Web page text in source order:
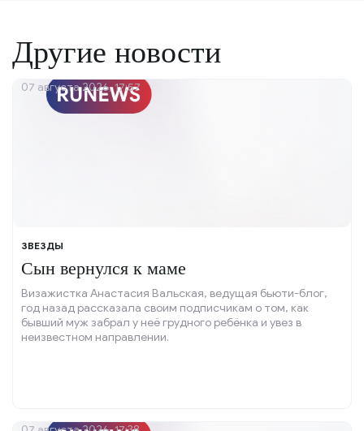
Другие новости
ЗВЕЗДЫ
Сын вернулся к маме
Визажистка Анастасия Вальская, ведущая бьюти-блог,
год назад рассказала своим подписчикам о том, как
бывший муж забрал у неё грудного ребёнка и увез в
неизвестном направлении.
07 августа 2026, 17:57